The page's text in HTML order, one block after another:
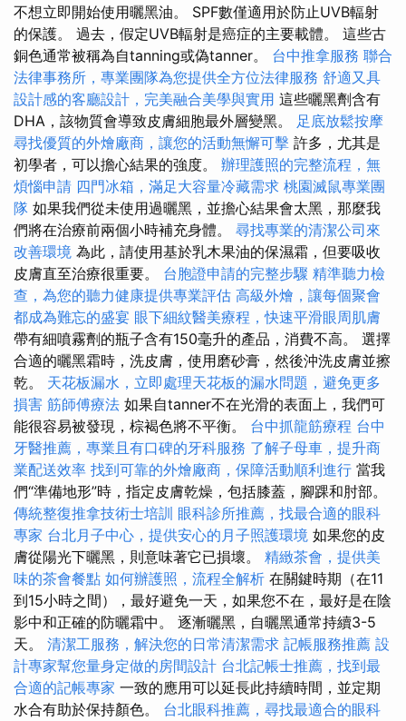
不想立即開始使用曬黑油。 SPF數僅適用於防止UVB輻射
的保護。 過去，假定UVB輻射是癌症的主要載體。 這些古
銅色通常被稱為自tanning或偽tanner。 台中推拿服務 聯合
法律事務所，專業團隊為您提供全方位法律服務 舒適又具
設計感的客廳設計，完美融合美學與實用 這些曬黑劑含有
DHA，該物質會導致皮膚細胞最外層變黑。 足底放鬆按摩
尋找優質的外燴廠商，讓您的活動無懈可擊 許多，尤其是
初學者，可以擔心結果的強度。 辦理護照的完整流程，無
煩惱申請 四門冰箱，滿足大容量冷藏需求 桃園滅鼠專業團
隊 如果我們從未使用過曬黑，並擔心結果會太黑，那麼我
們將在治療前兩個小時補充身體。 尋找專業的清潔公司來
改善環境 為此，請使用基於乳木果油的保濕霜，但要吸收
皮膚直至治療很重要。 台胞證申請的完整步驟 精準聽力檢
查，為您的聽力健康提供專業評估 高級外燴，讓每個聚會
都成為難忘的盛宴 眼下細紋醫美療程，快速平滑眼周肌膚
帶有細噴霧劑的瓶子含有150毫升的產品，消費不高。 選擇
合適的曬黑霜時，洗皮膚，使用磨砂膏，然後沖洗皮膚並擦
乾。 天花板漏水，立即處理天花板的漏水問題，避免更多
損害 筋師傅療法 如果自tanner不在光滑的表面上，我們可
能很容易被發現，棕褐色將不平衡。 台中抓龍筋療程 台中
牙醫推薦，專業且有口碑的牙科服務 了解子母車，提升商
業配送效率 找到可靠的外燴廠商，保障活動順利進行 當我
們“準備地形”時，指定皮膚乾燥，包括膝蓋，腳踝和肘部。
傳統整復推拿技術士培訓 眼科診所推薦，找最合適的眼科
專家 台北月子中心，提供安心的月子照護環境 如果您的皮
膚從陽光下曬黑，則意味著它已損壞。 精緻茶會，提供美
味的茶會餐點 如何辦護照，流程全解析 在關鍵時期（在11
到15小時之間），最好避免一天，如果您不在，最好是在陰
影中和正確的防曬霜中。 逐漸曬黑，自曬黑通常持續3-5
天。 清潔工服務，解決您的日常清潔需求 記帳服務推薦 設
計專家幫您量身定做的房間設計 台北記帳士推薦，找到最
合適的記帳專家 一致的應用可以延長此持續時間，並定期
水合有助於保持顏色。 台北眼科推薦，尋找最適合的眼科